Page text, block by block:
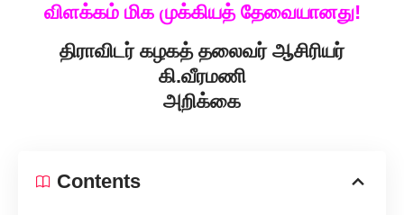
விளக்கம் மிக முக்கியத் தேவையானது!
திராவிடர் கழகத் தலைவர் ஆசிரியர்
கி.வீரமணி
அறிக்கை
Contents